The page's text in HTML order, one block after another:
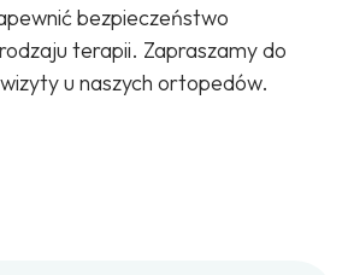
bezpieczeństwo
terapii. Zapraszamy do
u naszych ortopedów.